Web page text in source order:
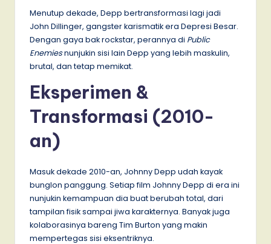
Menutup dekade, Depp bertransformasi lagi jadi
John Dillinger, gangster karismatik era Depresi Besar.
Dengan gaya bak rockstar, perannya di Public
Enemiesnunjukin sisi lain Depp yang lebih maskulin,
brutal, dan tetap memikat.
Eksperimen &
Transformasi (2010-
an)
Masuk dekade 2010-an, Johnny Depp udah kayak
bunglon panggung. Setiap film Johnny Depp di era ini
nunjukin kemampuan dia buat berubah total, dari
tampilan fisik sampai jiwa karakternya. Banyak juga
kolaborasinya bareng Tim Burton yang makin
mempertegas sisi eksentriknya.